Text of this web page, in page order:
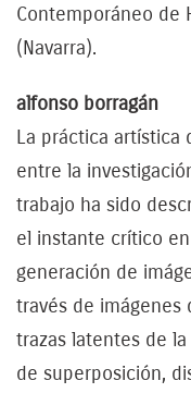
Contemporáneo de
(Navarra).
alfonso borragán
La práctica artística
entre la
trabajo ha sido
el instante crítico
generación de
través de imágenes
trazas latentes de
de superposición,